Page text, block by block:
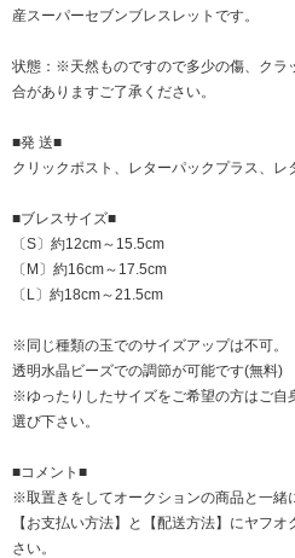
産スーパーセブンブレスレットです。
状態：※天然ものですので多少の傷、クラ
合がありますご了承ください。
■発 送■
クリックポスト、レターパックプラス、レ
■ブレスサイズ■
〔S〕約12cm～15.5cm
〔M〕約16cm～17.5cm
〔L〕約18cm～21.5cm
※同じ種類の玉でのサイズアップは不可。
透明水晶ビーズでの調節が可能です(無料)
※ゆったりしたサイズをご希望の方はご自
選び下さい。
■コメント■
※取置きをしてオークションの商品と一緒
【お支払い方法】と【配送方法】にヤフ
さい。